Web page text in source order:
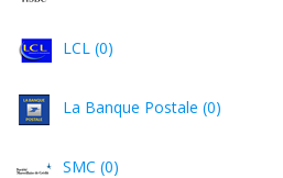
LCL (0)
La Banque Postale (0)
SMC (0)